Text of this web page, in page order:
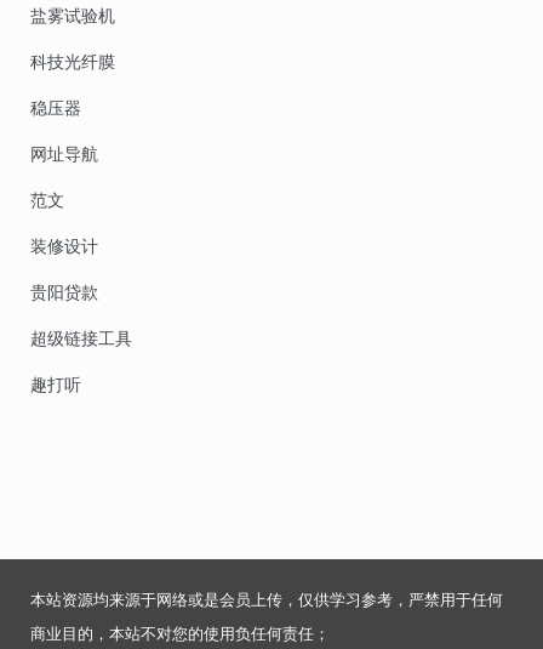
盐雾试验机
科技光纤膜
稳压器
网址导航
范文
装修设计
贵阳贷款
超级链接工具
趣打听
本站资源均来源于网络或是会员上传，仅供学习参考，严禁用于任何
商业目的，本站不对您的使用负任何责任；